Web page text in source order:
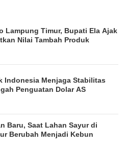
Lampung Timur, Bupati Ela Ajak
Nilai Tambah Produk
Indonesia Menjaga Stabilitas
Penguatan Dolar AS
Baru, Saat Lahan Sayur di
Berubah Menjadi Kebun